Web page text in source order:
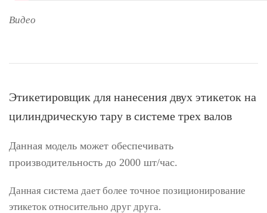
Видео
Этикетировщик для нанесения двух этикеток на
цилиндрическую тару в системе трех валов
Данная модель может обеспечивать
производительность до 2000 шт/час.
Данная система дает более точное позиционирование
этикеток относительно друг друга.